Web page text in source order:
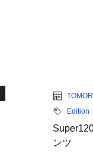
Edition
ンツ